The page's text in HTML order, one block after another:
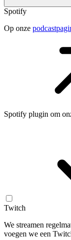
Spotify
Op onze
Spotify plugin om
Twitch
We streamen
voegen we een